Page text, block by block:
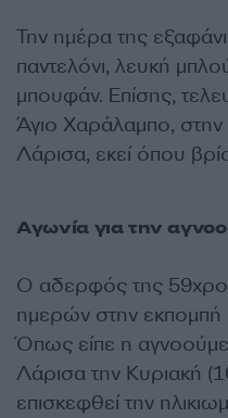
Την ημέρα της
παντελόνι, λευκή
μπουφάν. Επίσης,
Άγιο Χαράλαμπο,
Λάρισα, εκεί όπου
Αγωνία για την
Ο αδερφός της
ημερών στην εκπομπή
Όπως είπε η
Λάρισα την Κυριακή
επισκεφθεί την